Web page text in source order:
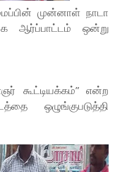
முன்னாள் நாடா
ஆர்ப்பாட்டம் ஒன்று
கூட்டியக்கம்” என்ற
ஒழுங்குபடுத்தி